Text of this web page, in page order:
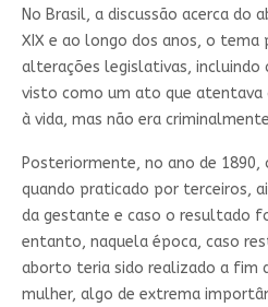
No Brasil, a discussão acerca do
XIX e ao longo dos anos, o tema
alterações legislativas, incluindo
visto como um ato que atentava
à vida, mas não era
Posteriormente, no ano de
quando praticado por terceiros,
da gestante e caso o resultado
entanto, naquela época, caso
aborto teria sido realizado a fim
mulher, algo de extrema